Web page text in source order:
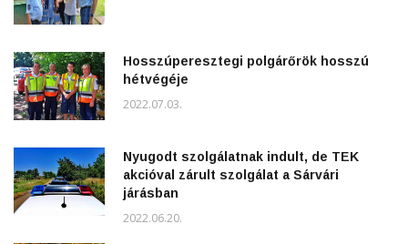
Hosszúperesztegi polgárőrök hosszú
hétvégéje
2022.07.03.
Nyugodt szolgálatnak indult, de TEK
akcióval zárult szolgálat a Sárvári
járásban
2022.06.20.